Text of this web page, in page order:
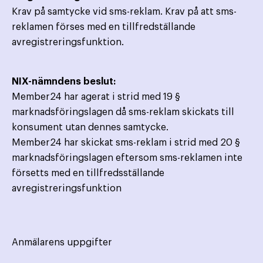
Krav på samtycke vid sms-reklam. Krav på att sms-
reklamen förses med en tillfredställande
avregistreringsfunktion.
NIX-nämndens beslut:
Member24 har agerat i strid med 19 §
marknadsföringslagen då sms-reklam skickats till
konsument utan dennes samtycke.
Member24 har skickat sms-reklam i strid med 20 §
marknadsföringslagen eftersom sms-reklamen inte
försetts med en tillfredsställande
avregistreringsfunktion
Anmälarens uppgifter